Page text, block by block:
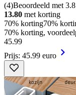
(4)Beoordeeld met
13.80 met korting
70% korting70%
70% korting,
45.99
Prijs: 45.99 euro